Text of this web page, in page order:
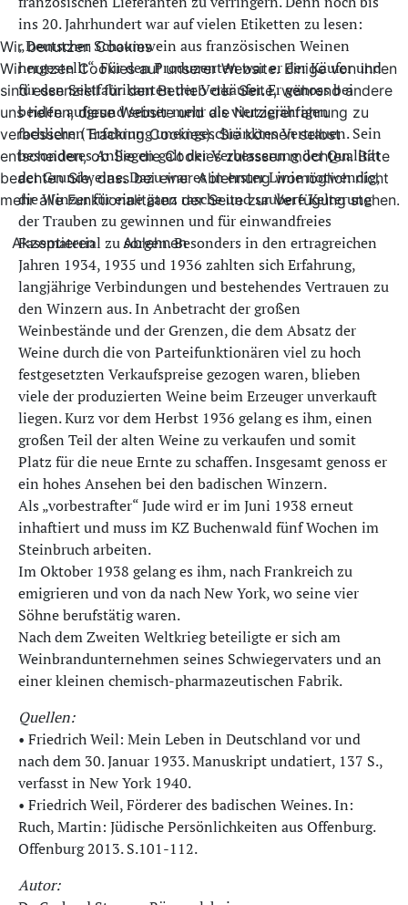
ins 20. Jahrhundert war auf vielen Etiketten zu lesen:
„Deutscher Schaumwein aus französischen Weinen
hergestellt“. Für den Produzenten war er der Käufer und
für den Sektfabrikanten der Verkäufer. Er genoss bei
beiden aufgrund seiner mehr als vierzigjährigen
fachlichen Erfahrung uneingeschränktes Vertrauen. Sein
besonderes Anliegen galt der Verbesserung der Qualität
der Grundweine. Dazu war es in erster Linie notwendig,
die Winzer für eine ganz rasche und saubere Kelterung
der Trauben zu gewinnen und für einwandfreies
Fassmaterial zu sorgen. Besonders in den ertragreichen
Jahren 1934, 1935 und 1936 zahlten sich Erfahrung,
langjährige Verbindungen und bestehendes Vertrauen zu
den Winzern aus. In Anbetracht der großen
Weinbestände und der Grenzen, die dem Absatz der
Weine durch die von Parteifunktionären viel zu hoch
festgesetzten Verkaufspreise gezogen waren, blieben
viele der produzierten Weine beim Erzeuger unverkauft
liegen. Kurz vor dem Herbst 1936 gelang es ihm, einen
großen Teil der alten Weine zu verkaufen und somit
Platz für die neue Ernte zu schaffen. Insgesamt genoss er
ein hohes Ansehen bei den badischen Winzern.
Als „vorbestrafter“ Jude wird er im Juni 1938 erneut
inhaftiert und muss im KZ Buchenwald fünf Wochen im
Steinbruch arbeiten.
Im Oktober 1938 gelang es ihm, nach Frankreich zu
emigrieren und von da nach New York, wo seine vier
Söhne berufstätig waren.
Nach dem Zweiten Weltkrieg beteiligte er sich am
Weinbrandunternehmen seines Schwiegervaters und an
einer kleinen chemisch-pharmazeutischen Fabrik.
Quellen:
• Friedrich Weil: Mein Leben in Deutschland vor und
nach dem 30. Januar 1933. Manuskript undatiert, 137 S.,
verfasst in New York 1940.
• Friedrich Weil, Förderer des badischen Weines. In:
Ruch, Martin: Jüdische Persönlichkeiten aus Offenburg.
Offenburg 2013. S.101-112.
Autor:
Wir benutzen Cookies
Wir nutzen Cookies auf unserer Website. Einige von ihnen
sind essenziell für den Betrieb der Seite, während andere
uns helfen, diese Website und die Nutzererfahrung zu
verbessern (Tracking Cookies). Sie können selbst
entscheiden, ob Sie die Cookies zulassen möchten. Bitte
beachten Sie, dass bei einer Ablehnung womöglich nicht
mehr alle Funktionalitäten der Seite zur Verfügung stehen.
Akzeptieren Ablehnen